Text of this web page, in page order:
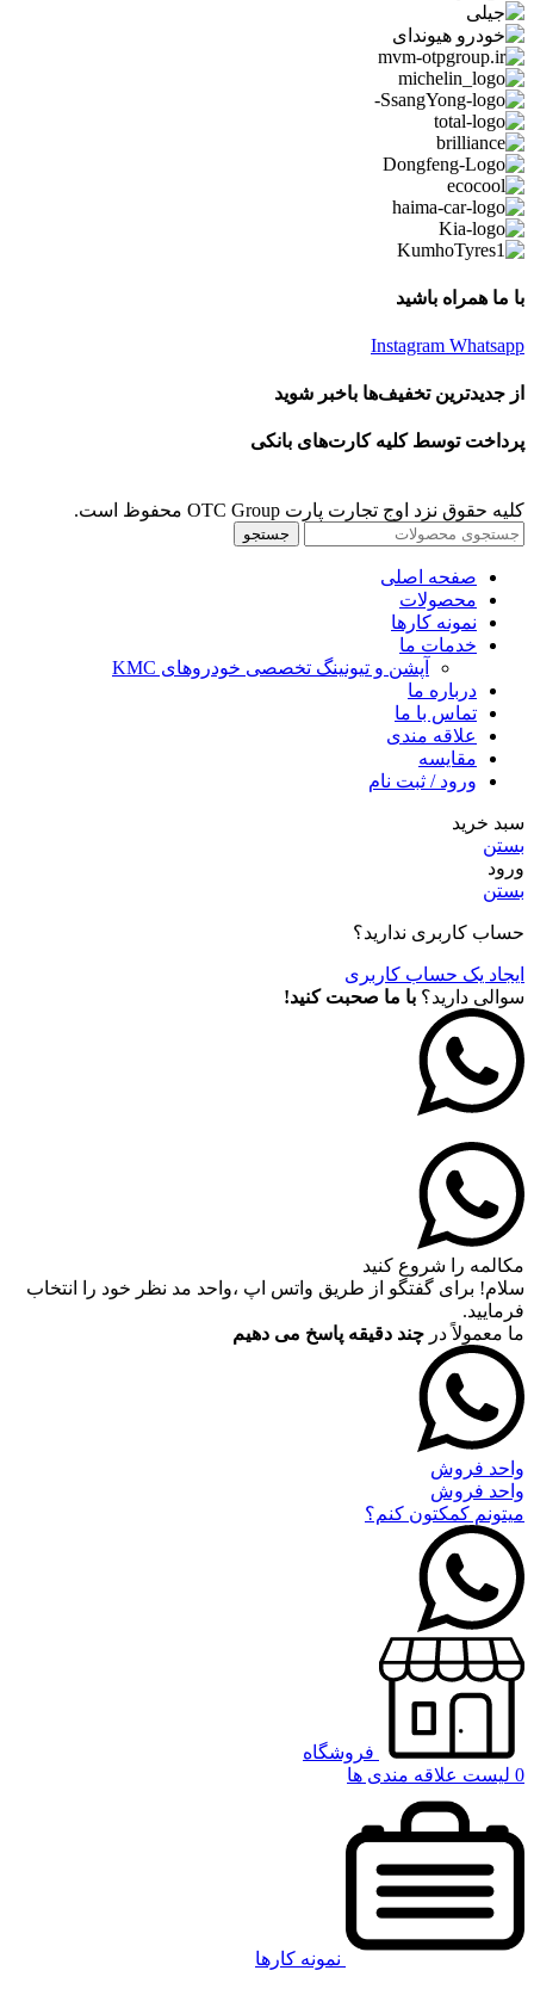
با ما همراه باشید
Instagram Whatsapp
از جدیدترین تخفیف‌ها باخبر شوید
پرداخت توسط کلیه کارت‌های بانکی
کلیه حقوق نزد اوج تجارت پارت OTC Group محفوظ است.
جستجو
صفحه اصلی
محصولات
نمونه کارها
خدمات ما
آپشن و تیونینگ تخصصی خودروهای KMC
درباره ما
تماس با ما
علاقه مندی
مقايسه
ورود / ثبت نام
سبد خرید
بستن
ورود
بستن
حساب کاربری ندارید؟
ایجاد یک حساب کاربری
سوالی دارید؟ با ما صحبت کنید!
مکالمه را شروع کنید
سلام! برای گفتگو از طریق واتس اپ ،واحد مد نظر خود را انتخاب
فرمایید.
ما معمولاً در چند دقیقه پاسخ می دهیم
واحد فروش
واحد فروش
میتونم کمکتون کنم؟
فروشگاه
0 لیست علاقه مندی ها
نمونه کارها